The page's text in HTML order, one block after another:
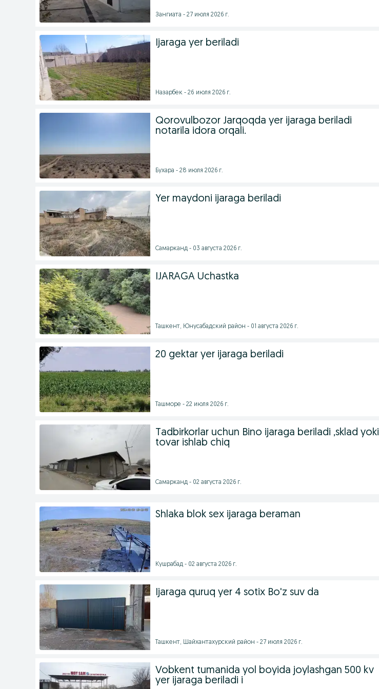
Зангиата - 27 июля 2026 г.
Ijaraga yer beriladi
Назарбек - 26 июля 2026 г.
Qorovulbozor Jarqoqda yer ijaraga beriladi
notarila idora orqali.
Бухара - 28 июля 2026 г.
Yer maydoni ijaraga beriladi
Самарканд - 03 августа 2026 г.
IJARAGA Uchastka
Ташкент, Юнусабадский район - 01 августа 2026 г.
20 gektar yer ijaraga beriladi
Ташморе - 22 июля 2026 г.
Tadbirkorlar uchun Bino ijaraga beriladi ,sklad yoki
tovar ishlab chiq
Самарканд - 02 августа 2026 г.
Shlaka blok sex ijaraga beraman
Кушрабад - 02 августа 2026 г.
Ijaraga quruq yer 4 sotix Bo'z suv da
Ташкент, Шайхантахурский район - 27 июля 2026 г.
Vobkent tumanida yol boyida joylashgan 500 kv
yer ijaraga beriladi i